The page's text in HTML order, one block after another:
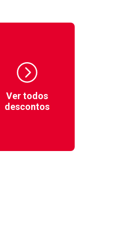
Ver todos
descontos